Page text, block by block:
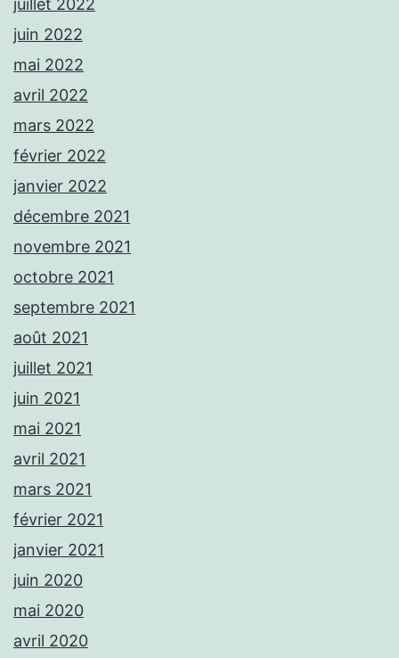
juillet 2022
juin 2022
mai 2022
avril 2022
mars 2022
février 2022
janvier 2022
décembre 2021
novembre 2021
octobre 2021
septembre 2021
août 2021
juillet 2021
juin 2021
mai 2021
avril 2021
mars 2021
février 2021
janvier 2021
juin 2020
mai 2020
avril 2020